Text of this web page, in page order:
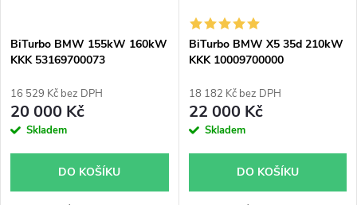
p
r
o
s
p
r
o
d
BiTurbo BMW 155kW 160kW
KKK 53169700073
16 529 Kč bez DPH
20 000 Kč
Skladem
DO KOŠÍKU
BiTurbo BMW X5 35d 210kW
KKK 10009700000
18 182 Kč bez DPH
22 000 Kč
Skladem
DO KOŠÍKU